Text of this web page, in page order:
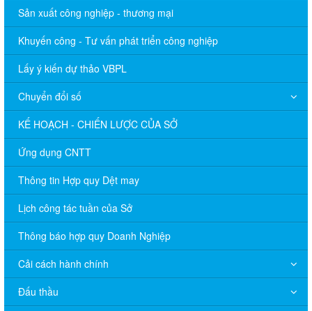
Sản xuất công nghiệp - thương mại
Khuyến công - Tư vấn phát triển công nghiệp
Lấy ý kiến dự thảo VBPL
Chuyển đổi số
KẾ HOẠCH - CHIẾN LƯỢC CỦA SỞ
Ứng dụng CNTT
Thông tin Hợp quy Dệt may
Lịch công tác tuần của Sở
Thông báo hợp quy Doanh Nghiệp
Cải cách hành chính
Đấu thầu